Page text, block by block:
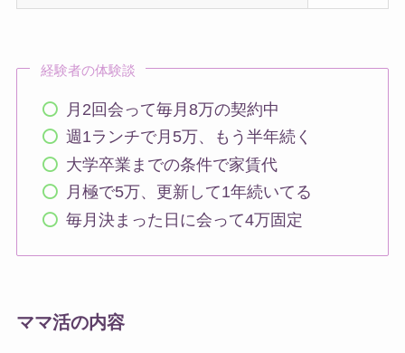
経験者の体験談
月2回会って毎月8万の契約中
週1ランチで月5万、もう半年続く
大学卒業までの条件で家賃代
月極で5万、更新して1年続いてる
毎月決まった日に会って4万固定
ママ活の内容